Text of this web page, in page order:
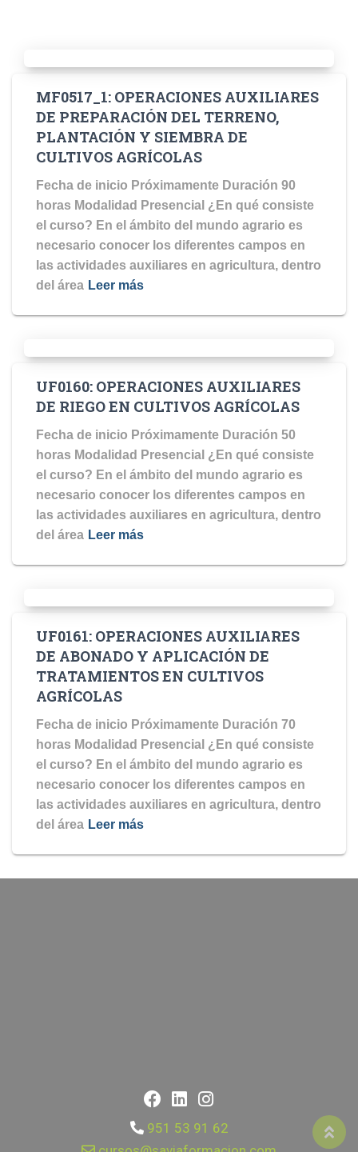
MF0517_1: OPERACIONES AUXILIARES
DE PREPARACIÓN DEL TERRENO,
PLANTACIÓN Y SIEMBRA DE
CULTIVOS AGRÍCOLAS
Fecha de inicio Próximamente Duración 90
horas Modalidad Presencial ¿En qué consiste
el curso? En el ámbito del mundo agrario es
necesario conocer los diferentes campos en
las actividades auxiliares en agricultura, dentro
del área Leer más
UF0160: OPERACIONES AUXILIARES
DE RIEGO EN CULTIVOS AGRÍCOLAS
Fecha de inicio Próximamente Duración 50
horas Modalidad Presencial ¿En qué consiste
el curso? En el ámbito del mundo agrario es
necesario conocer los diferentes campos en
las actividades auxiliares en agricultura, dentro
del área Leer más
UF0161: OPERACIONES AUXILIARES
DE ABONADO Y APLICACIÓN DE
TRATAMIENTOS EN CULTIVOS
AGRÍCOLAS
Fecha de inicio Próximamente Duración 70
horas Modalidad Presencial ¿En qué consiste
el curso? En el ámbito del mundo agrario es
necesario conocer los diferentes campos en
las actividades auxiliares en agricultura, dentro
del área Leer más
951 53 91 62